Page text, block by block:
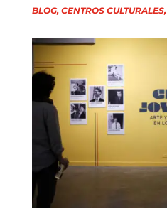
BLOG, CENTROS CULTURALES,